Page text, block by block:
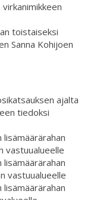
toistaiseksi
Sanna Kohijoen
ajalta
tiedoksi
vastuualueelle
vastuualueelle